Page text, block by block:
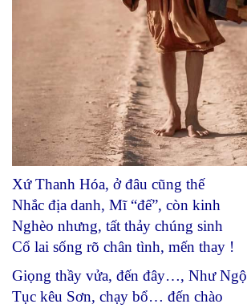
Xứ Thanh Hóa, ở đâu cũng thế
Nhắc địa danh, Mĩ “đế”, còn kinh
Nghèo nhưng, tất thảy chúng sinh
Cổ lai sống rõ chân tình, mến thay !
Giọng thầy vửa, đến đây…, Như Ngộ
Tục kêu Sơn, chạy bổ… đến chào